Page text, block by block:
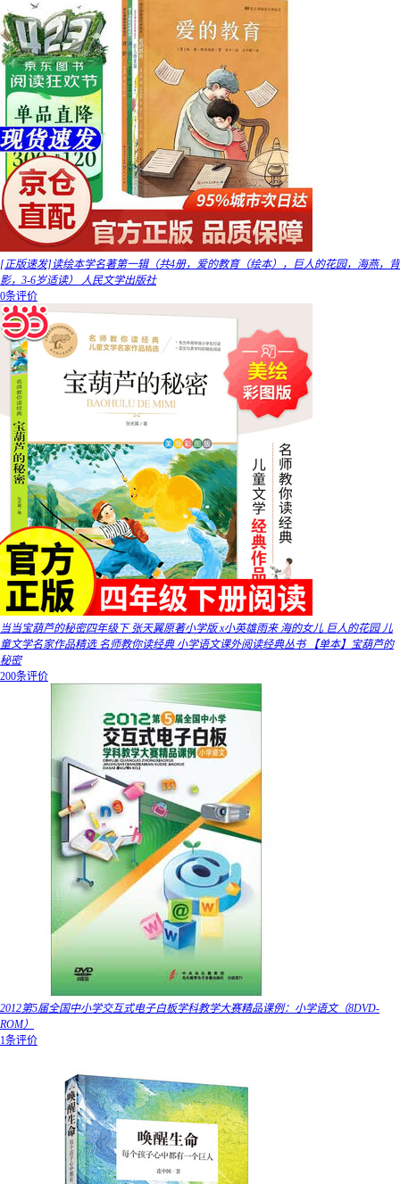
[正版速发]读绘本学名著第一辑（共4册，爱的教育（绘本），巨人的花园，海燕，背
影，3-6岁适读） 人民文学出版社
0条评价
当当宝葫芦的秘密四年级下 张天翼原著小学版 x小英雄雨来 海的女儿 巨人的花园 儿
童文学名家作品精选 名师教你读经典 小学语文课外阅读经典丛书 【单本】宝葫芦的
秘密
200条评价
2012第5届全国中小学交互式电子白板学科教学大赛精品课例：小学语文（8DVD-
ROM）
1条评价